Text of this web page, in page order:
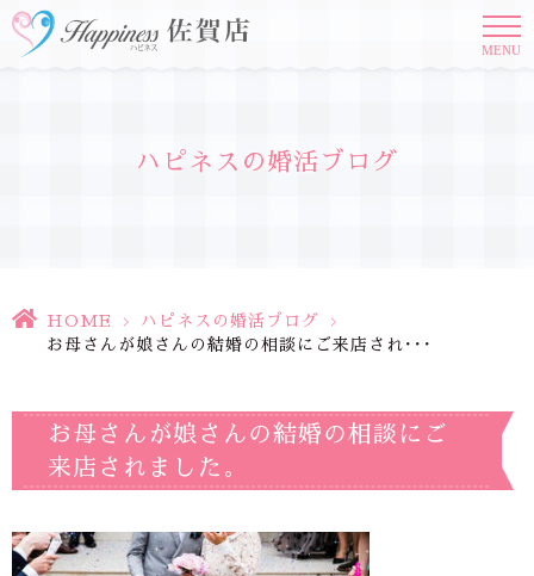
MENU
ハピネスの婚活ブログ
HOME > ハピネスの婚活ブログ
>
お母さんが娘さんの結婚の相談にご来店され･･･
お母さんが娘さんの結婚の相談にご
来店されました。